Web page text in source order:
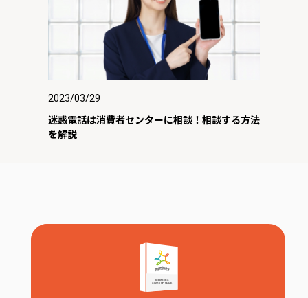
2023/03/29
迷惑電話は消費者センターに相談！相談する方法
を解説